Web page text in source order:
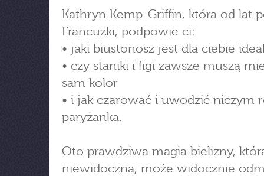
Kathryn Kemp-Griffin, która od lat
Francuzki, podpowie ci:
• jaki biustonosz jest dla ciebie
• czy staniki i figi zawsze muszą
sam kolor
• i jak czarować i uwodzić niczym
paryżanka.
Oto prawdziwa magia bielizny,
niewidoczna, może widocznie